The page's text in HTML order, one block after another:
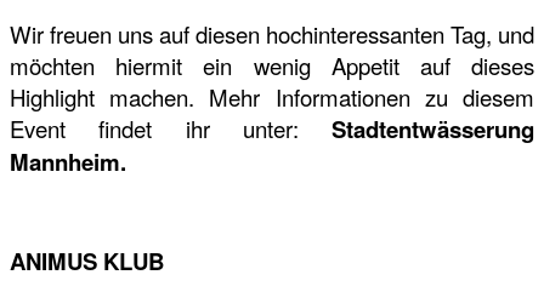
Wir freuen uns auf diesen hochinteressanten Tag, und
möchten hiermit ein wenig Appetit auf dieses
Highlight machen. Mehr Informationen zu diesem
Event findet ihr unter: Stadtentwässerung
Mannheim.
ANIMUS KLUB